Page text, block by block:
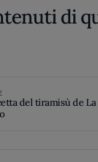
di
del tiramisù de La